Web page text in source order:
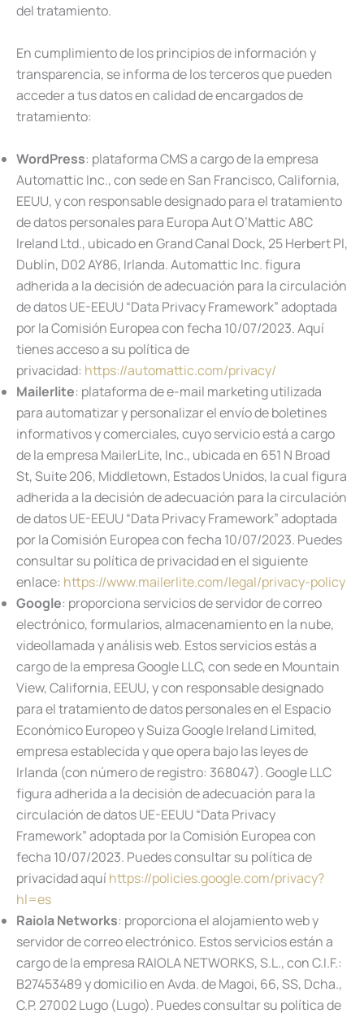
del tratamiento.
En cumplimiento de los principios de información y
transparencia, se informa de los terceros que pueden
acceder a tus datos en calidad de encargados de
tratamiento:
WordPress: plataforma CMS a cargo de la empresa
Automattic Inc., con sede en San Francisco, California,
EEUU, y con responsable designado para el tratamiento
de datos personales para Europa Aut O’Mattic A8C
Ireland Ltd., ubicado en Grand Canal Dock, 25 Herbert Pl,
Dublín, D02 AY86, Irlanda. Automattic Inc. figura
adherida a la decisión de adecuación para la circulación
de datos UE-EEUU “Data Privacy Framework” adoptada
por la Comisión Europea con fecha 10/07/2023. Aquí
tienes acceso a su política de
privacidad: https://automattic.com/privacy/
Mailerlite: plataforma de e-mail marketing utilizada
para automatizar y personalizar el envío de boletines
informativos y comerciales, cuyo servicio está a cargo
de la empresa MailerLite, Inc., ubicada en 651 N Broad
St, Suite 206, Middletown, Estados Unidos, la cual figura
adherida a la decisión de adecuación para la circulación
de datos UE-EEUU “Data Privacy Framework” adoptada
por la Comisión Europea con fecha 10/07/2023. Puedes
consultar su política de privacidad en el siguiente
enlace: https://www.mailerlite.com/legal/privacy-policy
Google: proporciona servicios de servidor de correo
electrónico, formularios, almacenamiento en la nube,
videollamada y análisis web. Estos servicios estás a
cargo de la empresa Google LLC, con sede en Mountain
View, California, EEUU, y con responsable designado
para el tratamiento de datos personales en el Espacio
Económico Europeo y Suiza Google Ireland Limited,
empresa establecida y que opera bajo las leyes de
Irlanda (con número de registro: 368047). Google LLC
figura adherida a la decisión de adecuación para la
circulación de datos UE-EEUU “Data Privacy
Framework” adoptada por la Comisión Europea con
fecha 10/07/2023. Puedes consultar su política de
privacidad aquí https://policies.google.com/privacy?
hl=es
Raiola Networks: proporciona el alojamiento web y
servidor de correo electrónico. Estos servicios están a
cargo de la empresa RAIOLA NETWORKS, S.L., con C.I.F.:
B27453489 y domicilio en Avda. de Magoi, 66, SS, Dcha.,
C.P. 27002 Lugo (Lugo). Puedes consultar su política de